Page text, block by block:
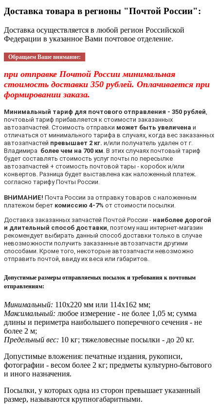
Доставка товара в регионы "Почтой России":
Доставка осуществляется в любой регион Российской
Федерации в указанное Вами почтовое отделение.
Обращаем Ваше внимание:
при отправке Почтой России минимальная
стоимость доставки 350 рублей. Оплачивается при
формировании заказа.
Минимальный тариф для почтового отправления - 350 рублей
почтовый тариф прибавляется к стоимости заказанных
автозапчастей. Стоимость отправки может быть увеличена и
отличаться от минимального тарифа в случаях, когда вес заказанных
автозапчастей превышает 2 кг. и/или получатель удален от г.
Владимира более чем на 700 км . В этих случаях почтовый тариф
будет составлять стоимость услуг почты по пересылке
автозапчастей + стоимость почтовой тары - коробок и/или
конвертов. Разница будет выставлена как наложенный платеж.
согласно тарифу Почты России.
ВНИМАНИЕ! Почта России за отправку товаров с наложенным
платежом берет комиссию 4-7% от стоимости посылки.
Доставка заказанных запчастей Почтой России - наиболее дорогой
и длительный способ доставки , поэтому наш интернет-магазин
рекомендует выбирать данный способ доставки только в случае
невозможности получить заказанные автозапчасти другими
способами. Кроме того, некоторые автозапчасти невозможно
отправить почтой, ввиду их веса или габаритов.
Допустимые размеры отправляемых посылок и требования к почтовым
отправлениям:
Минимальный: 110х220 мм или 114х162 мм;
Максимальный: любое измерение - не более 1,05 м; сумма
длины и периметра наибольшего поперечного сечения - не
более 2 м;
Предельный вес: 10 кг; тяжеловесные посылки - до 20 кг.
Допустимые вложения: печатные издания, рукописи,
фотографии - весом более 2 кг; предметы культурно-бытового
и иного назначения.
Посылки, у которых одна из сторон превышает указанный
размер, называются крупногабаритными.